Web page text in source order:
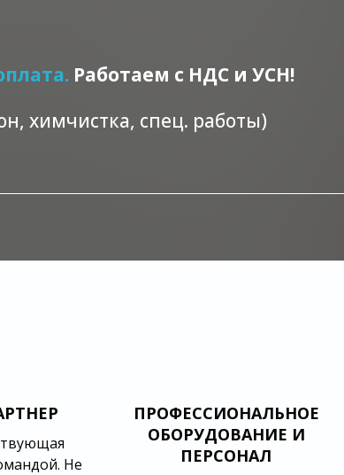
Работаем с НДС и УСН!
химчистка, спец. работы)
Не
ПРОФЕССИОНАЛЬНОЕ
ОБОРУДОВАНИЕ И
ПЕРСОНАЛ